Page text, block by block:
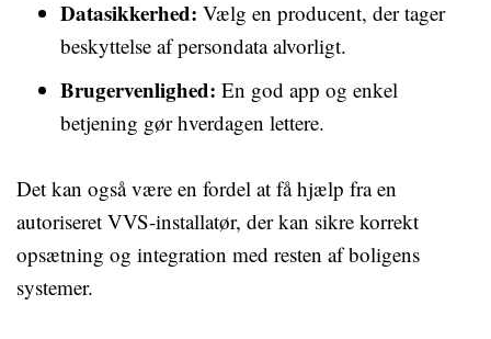
Datasikkerhed: Vælg en producent, der tager
beskyttelse af persondata alvorligt.
Brugervenlighed: En god app og enkel
betjening gør hverdagen lettere.
Det kan også være en fordel at få hjælp fra en
autoriseret VVS-installatør, der kan sikre korrekt
opsætning og integration med resten af boligens
systemer.